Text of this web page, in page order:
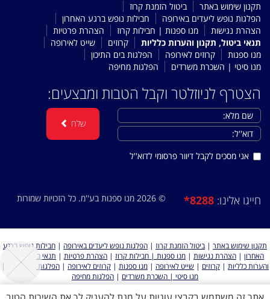
תקנון שימוש באתר
ביטול הזמנת קרוז
הפלגות נופש ליעדים באירופה
חבילות נופש ברגע האחרון
הצהרת נגישות
מנו ספנות | חבילות קרוז
הצהרת פרטיות
תנאי ביטול, תקנון והערות כלליות
קרוזים
שייט לאירופה
מנו ספנות
קרוזים לאירופה
הפלגות בים התיכון
מנו סיטי | השכרת משרדים
הפלגות מחיפה
הצטרף לניוזלטר וקבל הטבות ומבצעים:
אני מסכים לקבל דיוור פרסומי לדוא''ל
שלח
חייגו אלינו: *8288 © 2026 מנו ספנות בע''מ. כל הזכויות שמורות
תקנון שימוש באתר | ביטול הזמנת קרוז | הפלגות נופש ליעדים באירופה | חבילות נופש ברגע
האחרון | הצהרת נגישות | מנו ספנות | חבילות קרוז | הצהרת פרטיות | תנאי ביטול, תקנון
והערות כלליות | קרוזים | שייט לאירופה | מנו ספנות | קרוזים לאירופה | הפלגות בים התיכון
|
מנו סיטי | השכרת משרדים | הפלגות מחיפה